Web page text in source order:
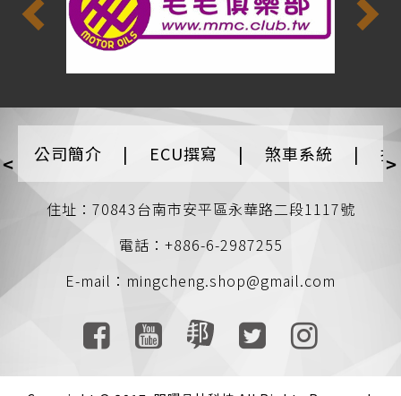
< 公司簡介 | ECU撰寫 | 煞車系統 | >
住址：70843台南市安平區永華路二段1117號
電話：+886-6-2987255
E-mail： mingcheng.shop@gmail.com